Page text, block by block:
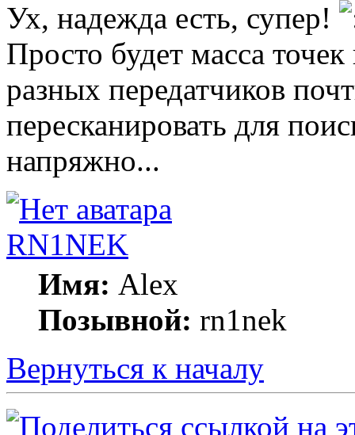
Ух, надежда есть, супер!
Просто будет масса
разных передатчиков
пересканировать для
напряжно...
RN1NEK
Имя: Alex
Позывной: rn1nek
Вернуться к началу